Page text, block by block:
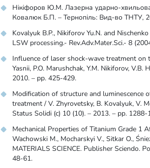
Нікіфоров Ю.М. Лазерна ударно-
Ковалюк Б.П. – Тернопіль: Вид-во ТНТУ,
Kovalyuk B.P., Nikiforov Yu.N. and
LSW processing.- Rev.Adv.Mater.Sci.- 8
Influence of laser shock-wave treatment
Yasnii, P.O. Marushchak, Y.M. Nikiforov, V.B.
2010. – pp. 425-429.
Modification of structure and luminescence
treatment / V. Zhyrovetsky, B. Kovalyuk, V.
Status Solidi (c) 10 (10). – 2013. – pp. 1288-
Mechanical Properties of Titanium Grade 1
Wachowski M., Mocharskyi V., Sitkar O.,
MATERIALS SCIENCE. Publisher Sciendo.
48-61.